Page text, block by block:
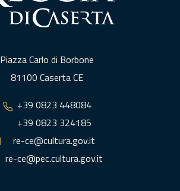
Piazza Carlo di Borbone
81100 Caserta CE
+39 0823 448084
+39 0823 324185
re-ce@cultura.gov.it
re-ce@pec.cultura.gov.it